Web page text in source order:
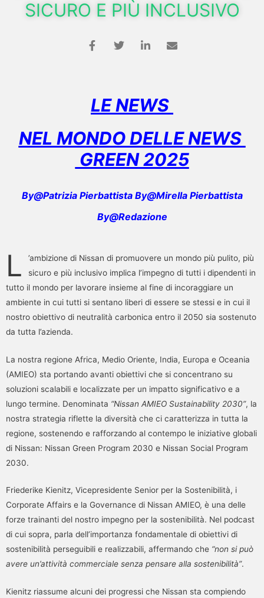
SICURO E PIÙ INCLUSIVO
LE NEWS
NEL MONDO DELLE NEWS
GREEN 2025
By@Patrizia Pierbattista By@Mirella Pierbattista
By@Redazione
L
’ambizione di Nissan di promuovere un mondo più pulito, più
sicuro e più inclusivo implica l’impegno di tutti i dipendenti in
tutto il mondo per lavorare insieme al fine di incoraggiare un
ambiente in cui tutti si sentano liberi di essere se stessi e in cui il
nostro obiettivo di neutralità carbonica entro il 2050 sia sostenuto
da tutta l’azienda.
La nostra regione Africa, Medio Oriente, India, Europa e Oceania
(AMIEO) sta portando avanti obiettivi che si concentrano su
soluzioni scalabili e localizzate per un impatto significativo e a
lungo termine. Denominata “Nissan AMIEO Sustainability 2030”, la
nostra strategia riflette la diversità che ci caratterizza in tutta la
regione, sostenendo e rafforzando al contempo le iniziative globali
di Nissan: Nissan Green Program 2030 e Nissan Social Program
2030.
Friederike Kienitz, Vicepresidente Senior per la Sostenibilità, i
Corporate Affairs e la Governance di Nissan AMIEO, è una delle
forze trainanti del nostro impegno per la sostenibilità. Nel podcast
di cui sopra, parla dell’importanza fondamentale di obiettivi di
sostenibilità perseguibili e realizzabili, affermando che “non si può
avere un’attività commerciale senza pensare alla sostenibilità”.
Kienitz riassume alcuni dei progressi che Nissan sta compiendo